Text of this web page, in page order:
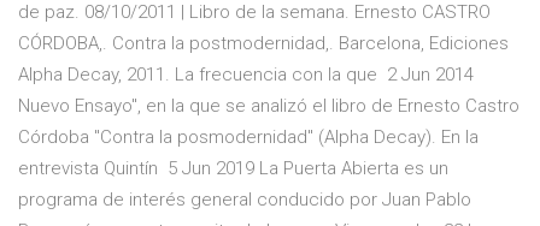
de paz. 08/10/2011 | Libro de la semana. Ernesto CASTRO
CÓRDOBA,. Contra la postmodernidad,. Barcelona, Ediciones
Alpha Decay, 2011. La frecuencia con la que 2 Jun 2014
Nuevo Ensayo", en la que se analizó el libro de Ernesto Castro
Córdoba "Contra la posmodernidad" (Alpha Decay). En la
entrevista Quintín 5 Jun 2019 La Puerta Abierta es un
programa de interés general conducido por Juan Pablo